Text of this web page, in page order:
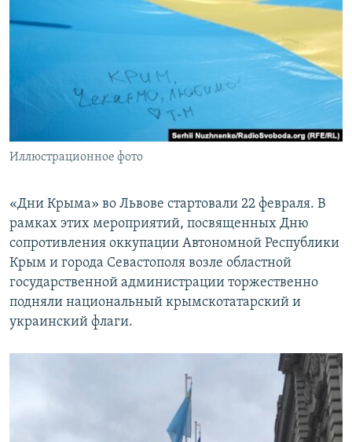
ПОБЕДИТЕЛЕЙ НЕ СУДЯТ?
УКРАИНСКАЯ ПРОБЛЕМА КРЫМА
ПРИСОЕДИНЯЙТЕСЬ!
Иллюстрационное фото
«Дни Крыма» во Львове стартовали 22 февраля. В
рамках этих мероприятий, посвященных Дню
сопротивления оккупации Автономной Республики
Крым и города Севастополя возле областной
государственной администрации торжественно
подняли национальный крымскотатарский и
украинский флаги.